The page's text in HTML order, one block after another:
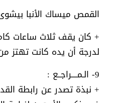
القمص ميساك الأنبا
+ كان يقف ثلاث ساعات
لدرجة أن يده كانت تهتز
9- الـمــــراجــع :
+ نبذة تصدر عن رابطة